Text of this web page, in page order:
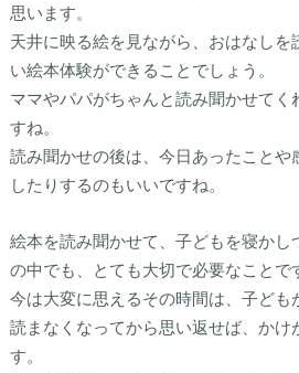
思います。
天井に映る絵を見ながら、おはなしを
い絵本体験ができることでしょう。
ママやパパがちゃんと読み聞かせて
すね。
読み聞かせの後は、今日あったことや
したりするのもいいですね。
絵本を読み聞かせて、子どもを寝かし
の中でも、とても大切で必要なことで
今は大変に思えるその時間は、子ども
読まなくなってから思い返せば、かけ
す。